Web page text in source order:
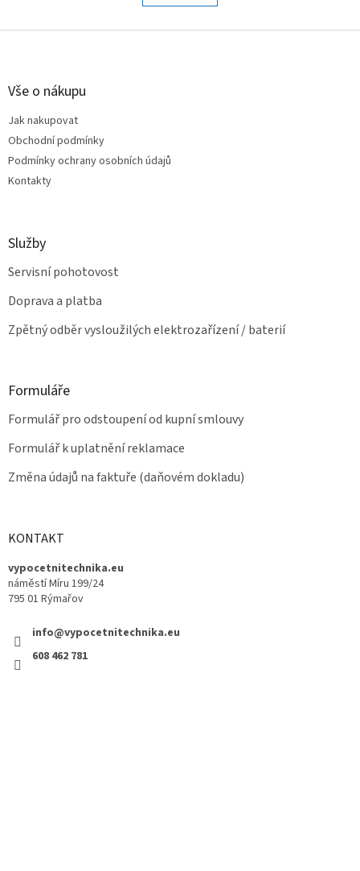
á
k
v
Z
Vše o nákupu
Jak nakupovat
Obchodní podmínky
Podmínky ochrany osobních údajů
Kontakty
Služby
Servisní pohotovost
Doprava a platba
Zpětný odběr vysloužilých elektrozařízení / baterií
Formuláře
Formulář pro odstoupení od kupní smlouvy
Formulář k uplatnění reklamace
Změna údajů na faktuře (daňovém dokladu)
KONTAKT
vypocetnitechnika.eu
náměstí Míru 199/24
795 01 Rýmařov
info@vypocetnitechnika.eu
608 462 781